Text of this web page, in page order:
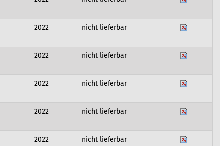
2022 nicht lieferbar
2022 nicht lieferbar
2022 nicht lieferbar
2022 nicht lieferbar
2022 nicht lieferbar